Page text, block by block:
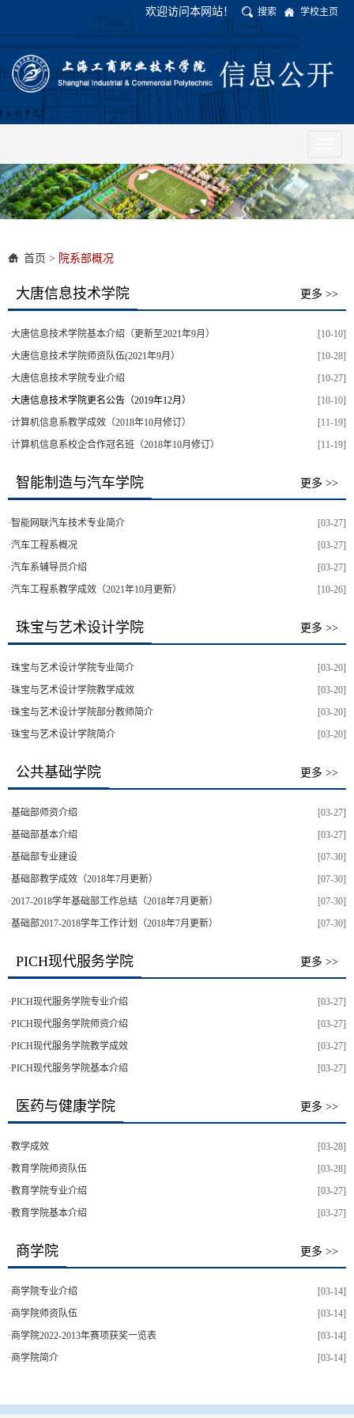
欢迎访问本网站！ 搜索 学校主页
首页 > 院系部概况
大唐信息技术学院 更多 >>
[10-10]
·大唐信息技术学院基本介绍（更新至2021年9月）
[10-28]
·大唐信息技术学院师资队伍(2021年9月）
[10-27]
·大唐信息技术学院专业介绍
[10-10]
·大唐信息技术学院更名公告（2019年12月）
[11-19]
·计算机信息系教学成效（2018年10月修订）
[11-19]
·计算机信息系校企合作冠名班（2018年10月修订）
智能制造与汽车学院 更多 >>
[03-27]
·智能网联汽车技术专业简介
[03-27]
·汽车工程系概况
[03-27]
·汽车系辅导员介绍
[10-26]
·汽车工程系教学成效（2021年10月更新）
珠宝与艺术设计学院 更多 >>
[03-20]
·珠宝与艺术设计学院专业简介
[03-20]
·珠宝与艺术设计学院教学成效
[03-20]
·珠宝与艺术设计学院部分教师简介
[03-20]
·珠宝与艺术设计学院简介
公共基础学院 更多 >>
[03-27]
·基础部师资介绍
[03-27]
·基础部基本介绍
[07-30]
·基础部专业建设
[07-30]
·基础部教学成效（2018年7月更新）
[07-30]
·2017-2018学年基础部工作总结（2018年7月更新）
[07-30]
·基础部2017-2018学年工作计划（2018年7月更新）
PICH现代服务学院 更多 >>
[03-27]
·PICH现代服务学院专业介绍
[03-27]
·PICH现代服务学院师资介绍
[03-27]
·PICH现代服务学院教学成效
[03-27]
·PICH现代服务学院基本介绍
医药与健康学院 更多 >>
[03-28]
·教学成效
[03-28]
·教育学院师资队伍
[03-27]
·教育学院专业介绍
[03-27]
·教育学院基本介绍
商学院 更多 >>
[03-14]
·商学院专业介绍
[03-14]
·商学院师资队伍
[03-14]
·商学院2022-2013年赛项获奖一览表
[03-14]
·商学院简介